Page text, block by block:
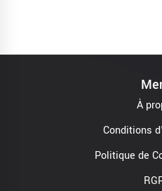
À
Conditions
Politique de